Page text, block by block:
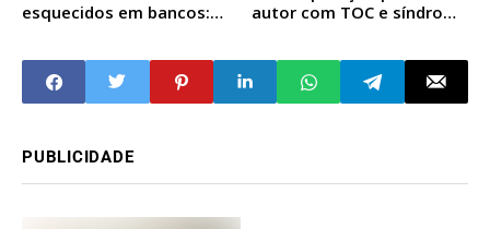
esquecidos em bancos:
autor com TOC e síndrome
PUBLICIDADE